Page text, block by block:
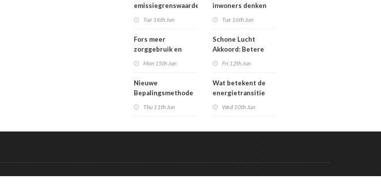
emissiegrenswaarde
Tue 16th Jun
Fors meer
zorggebruik en
opgroeien in
kwetsbare situatie
Mon 15th Jun
Nieuwe
Bepalingsmethode
Thu 11th Jun
inwoners denken
Tue 16th Jun
Schone Lucht
Akkoord: Betere
gezondheidswinst
Fri 12th Jun
Wat betekent de
energietransitie
Wed 10th Jun